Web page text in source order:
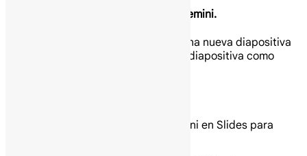
Genera una nueva diapositiva con Gemini.
Usa Gemini en Slides para generar una nueva diapositiva
con imágenes y contenido. Usa esta diapositiva como
Puedes usar el panel lateral de Gemini en Slides para